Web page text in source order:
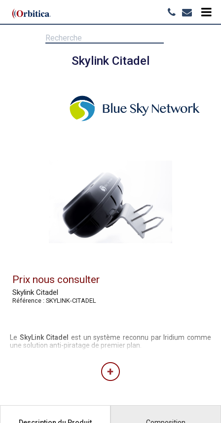
Skylink Citadel
Prix nous consulter
Skylink Citadel
Référence : SKYLINK-CITADEL
Le SkyLink Citadel est un système reconnu par Iridium comme
une solution anti-piratage de premier plan.